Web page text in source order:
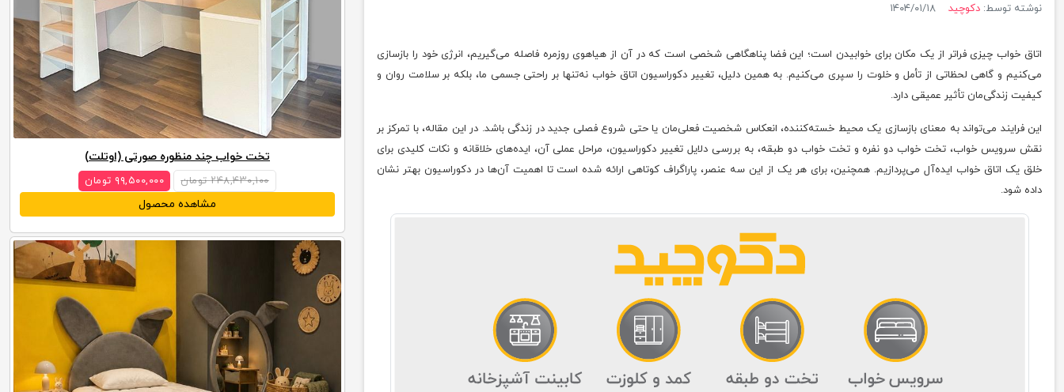
نوشته توسط: دکوچید ۱۴۰۴/۰۱/۱۸
اتاق خواب چیزی فراتر از یک مکان برای خوابیدن است؛ این فضا پناهگاهی شخصی است که در آن از هیاهوی روزمره فاصله می‌گیریم، انرژی خود را بازسازی
می‌کنیم و گاهی لحظاتی از تأمل و خلوت را سپری می‌کنیم. به همین دلیل، تغییر دکوراسیون اتاق خواب نه‌تنها بر راحتی جسمی ما، بلکه بر سلامت روان و
کیفیت زندگی‌مان تأثیر عمیقی دارد.
این فرایند می‌تواند به معنای بازسازی یک محیط خسته‌کننده، انعکاس شخصیت فعلی‌مان یا حتی شروع فصلی جدید در زندگی باشد. در این مقاله، با تمرکز بر
نقش سرویس خواب، تخت خواب دو نفره و تخت خواب دو طبقه، به بررسی دلایل تغییر دکوراسیون، مراحل عملی آن، ایده‌های خلاقانه و نکات کلیدی برای
خلق یک اتاق خواب ایده‌آل می‌پردازیم. همچنین، برای هر یک از این سه عنصر، پاراگراف کوتاهی ارائه شده است تا اهمیت آن‌ها در دکوراسیون بهتر نشان
داده شود.
تخت خواب چند منظوره صورتی (اوتلت)
۲۴۸,۴۳۰,۱۰۰ تومان ۹۹,۵۰۰,۰۰۰ تومان
مشاهده محصول